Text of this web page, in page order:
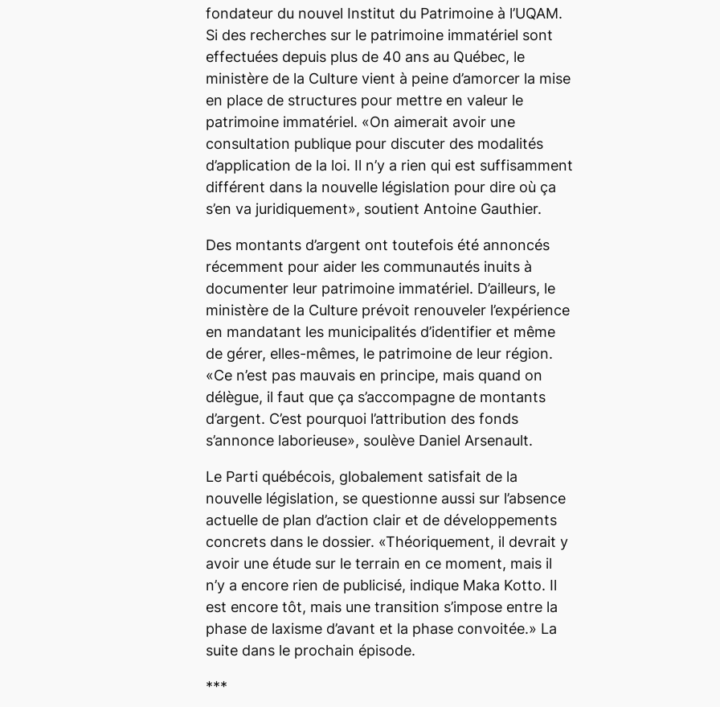
fondateur du nouvel Institut du Patrimoine à l’UQAM.
Si des recherches sur le patrimoine immatériel sont
effectuées depuis plus de 40 ans au Québec, le
ministère de la Culture vient à peine d’amorcer la mise
en place de structures pour mettre en valeur le
patrimoine immatériel. «On aimerait avoir une
consultation publique pour discuter des modalités
d’application de la loi. Il n’y a rien qui est suffisamment
différent dans la nouvelle législation pour dire où ça
s’en va juridiquement», soutient Antoine Gauthier.
Des montants d’argent ont toutefois été annoncés
récemment pour aider les communautés inuits à
documenter leur patrimoine immatériel. D’ailleurs, le
ministère de la Culture prévoit renouveler l’expérience
en mandatant les municipalités d’identifier et même
de gérer, elles-mêmes, le patrimoine de leur région.
«Ce n’est pas mauvais en principe, mais quand on
délègue, il faut que ça s’accompagne de montants
d’argent. C’est pourquoi l’attribution des fonds
s’annonce laborieuse», soulève Daniel Arsenault.
Le Parti québécois, globalement satisfait de la
nouvelle législation, se questionne aussi sur l’absence
actuelle de plan d’action clair et de développements
concrets dans le dossier. «Théoriquement, il devrait y
avoir une étude sur le terrain en ce moment, mais il
n’y a encore rien de publicisé, indique Maka Kotto. Il
est encore tôt, mais une transition s’impose entre la
phase de laxisme d’avant et la phase convoitée.» La
suite dans le prochain épisode.
***